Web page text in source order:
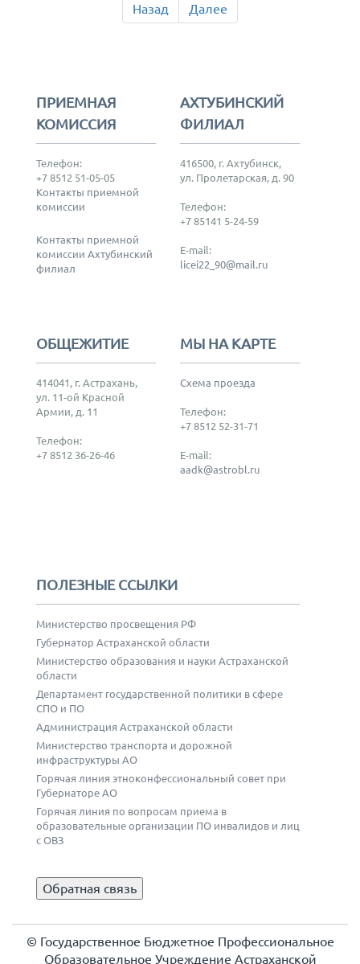
Назад Далее
ПРИЕМНАЯ
КОМИССИЯ
Телефон:
+7 8512 51-05-05
Контакты приемной
комиссии
Контакты приемной
комиссии Ахтубинский
филиал
АХТУБИНСКИЙ
ФИЛИАЛ
416500, г. Ахтубинск,
ул. Пролетарская, д. 90
Телефон:
+7 85141 5-24-59
E-mail:
licei22_90@mail.ru
ОБЩЕЖИТИЕ
414041, г. Астрахань,
ул. 11-ой Красной
Армии, д. 11
Телефон:
+7 8512 36-26-46
МЫ НА КАРТЕ
Схема проезда
Телефон:
+7 8512 52-31-71
E-mail:
aadk@astrobl.ru
ПОЛЕЗНЫЕ ССЫЛКИ
Министерство просвещения РФ
Губернатор Астраханской области
Министерство образования и науки Астраханской
области
Департамент государственной политики в сфере
СПО и ПО
Администрация Астраханской области
Министерство транспорта и дорожной
инфраструктуры АО
Горячая линия этноконфессиональный совет при
Губернаторе АО
Горячая линия по вопросам приема в
образовательные организации ПО инвалидов и лиц
с ОВЗ
Обратная связь
© Государственное Бюджетное Профессиональное
Образовательное Учреждение Астраханской